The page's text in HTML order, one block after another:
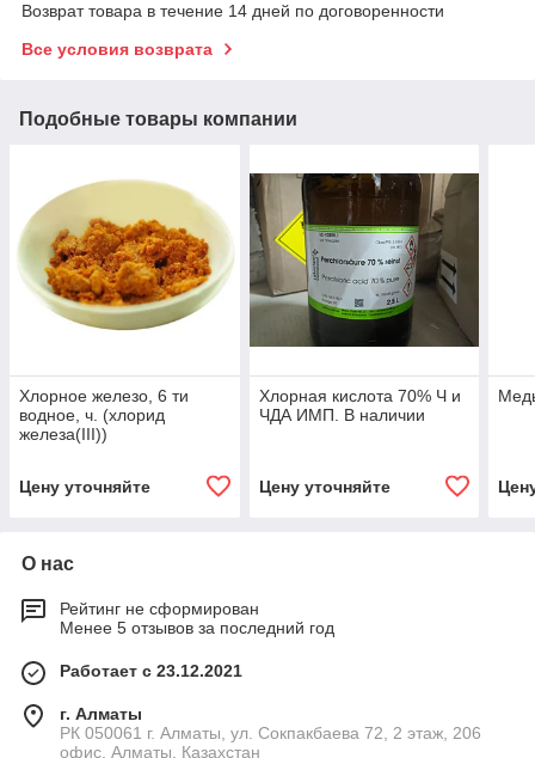
Возврат товара в течение 14 дней по договоренности
Все условия возврата
Подобные товары компании
Хлорное железо, 6 ти
водное, ч. (хлорид
железа(III))
Цену уточняйте
Хлорная кислота 70% Ч и
ЧДА ИМП. В наличии
Цену уточняйте
О нас
Рейтинг не сформирован
Менее 5 отзывов за последний год
Работает с 23.12.2021
г. Алматы
РК 050061 г. Алматы, ул. Сокпакбаева 72, 2 этаж, 206
офис, Алматы, Казахстан